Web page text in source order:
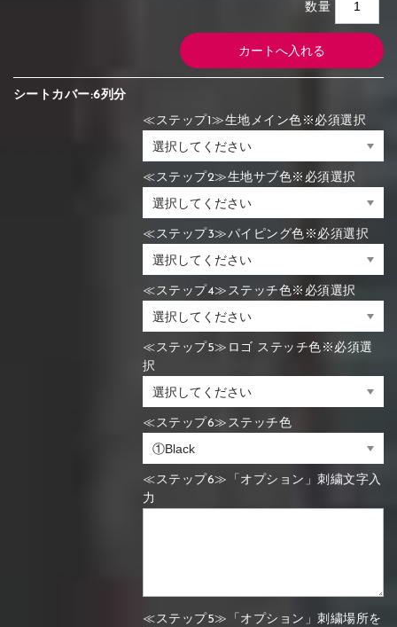
数量
シートカバー:6列分
≪ステップ1≫生地メイン色※必須選択
≪ステップ2≫生地サブ色※必須選択
≪ステップ3≫パイピング色※必須選択
≪ステップ4≫ステッチ色※必須選択
≪ステップ5≫ロゴ ステッチ色※必須選
択
≪ステップ6≫ステッチ色
≪ステップ6≫「オプション」刺繍文字入
力
≪ステップ5≫「オプション」刺繍場所を